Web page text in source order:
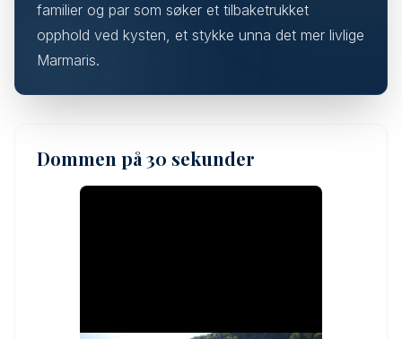
familier og par som søker et tilbaketrukket
opphold ved kysten, et stykke unna det mer livlige
Marmaris.
Dommen på 30 sekunder